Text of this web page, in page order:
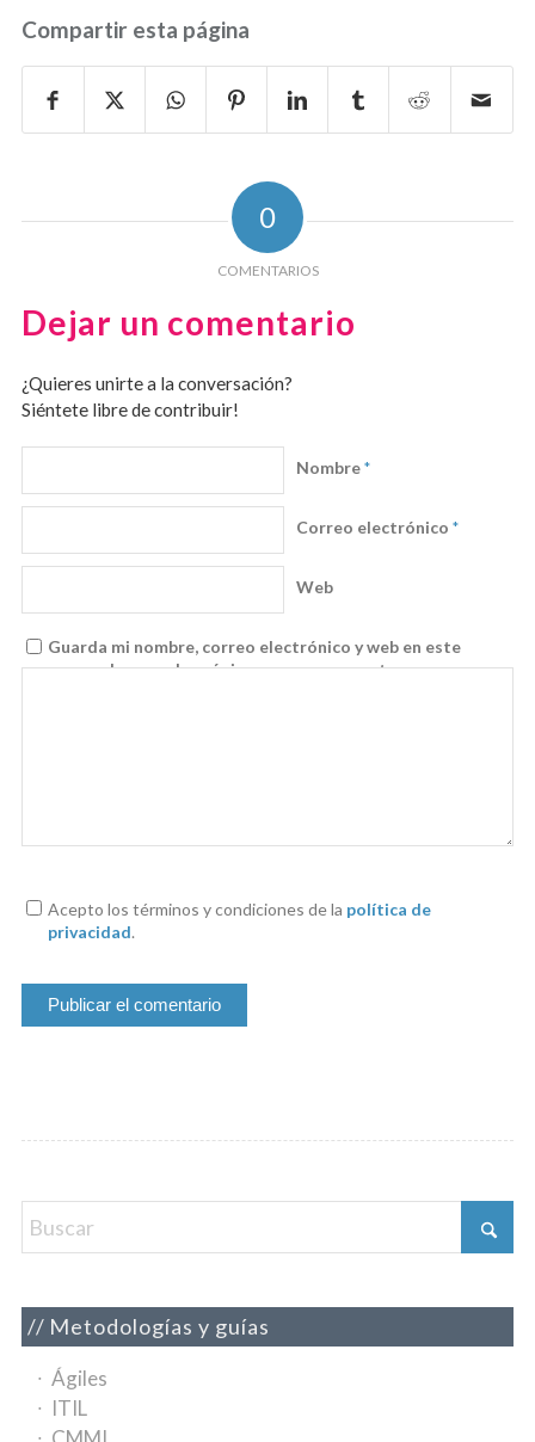
Compartir esta página
0
COMENTARIOS
Dejar un comentario
¿Quieres unirte a la conversación?
Siéntete libre de contribuir!
Nombre*
Correo electrónico *
Web
Guarda mi nombre, correo electrónico y web en este
navegador para la próxima vez que comente.
Acepto los términos y condiciones de la política de
privacidad.
Metodologías y guías
Ágiles
ITIL